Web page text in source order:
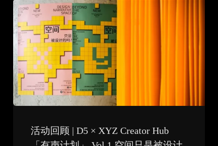
活动回顾 | D5 × XYZ Creator Hub